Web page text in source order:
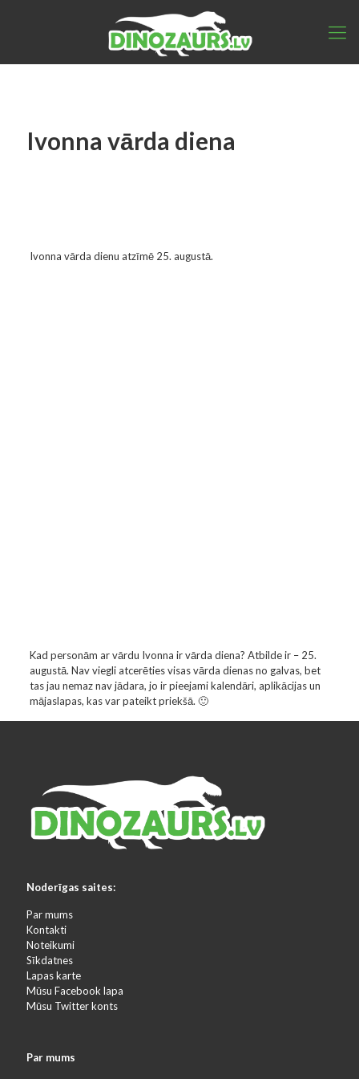
Ivonna vārda diena
Ivonna vārda dienu atzīmē 25. augustā.
Kad personām ar vārdu Ivonna ir vārda diena? Atbilde ir – 25.
augustā. Nav viegli atcerēties visas vārda dienas no galvas, bet
tas jau nemaz nav jādara, jo ir pieejami kalendāri, aplikācijas un
mājaslapas, kas var pateikt priekšā. 🙂
Noderīgas saites:
Par mums
Kontakti
Noteikumi
Sīkdatnes
Lapas karte
Mūsu Facebook lapa
Mūsu Twitter konts
Par mums